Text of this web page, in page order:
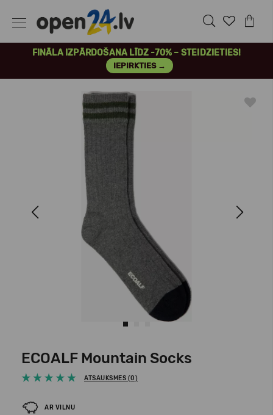
FINĀLA IZPĀRDOŠANA LĪDZ -70% – STEIDZIETIES!
IEPIRKTIES →
Next
ECOALF Mountain Socks
ATSAUKSMES (0)
AR VILNU